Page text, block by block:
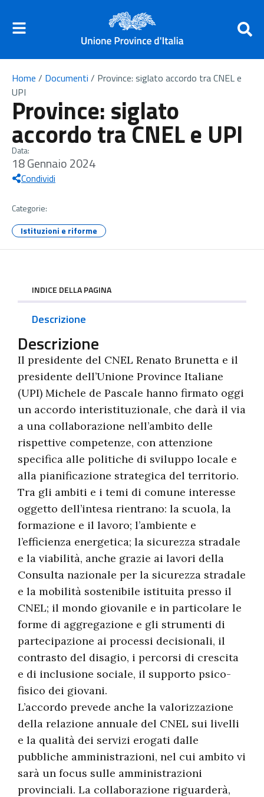
Home / Documenti / Province: siglato accordo tra CNEL e
UPI
Province: siglato
accordo tra CNEL e UPI
Data:
18 Gennaio 2024
Condividi
Categorie:
Istituzioni e riforme
INDICE DELLA PAGINA
Descrizione
Descrizione
Il presidente del CNEL Renato Brunetta e il
presidente dell’Unione Province Italiane
(UPI) Michele de Pascale hanno firmato oggi
un accordo interistituzionale, che darà il via
a una collaborazione nell’ambito delle
rispettive competenze, con attenzione
specifica alle politiche di sviluppo locale e
alla pianificazione strategica del territorio.
Tra gli ambiti e i temi di comune interesse
oggetto dell’intesa rientrano: la scuola, la
formazione e il lavoro; l’ambiente e
l’efficienza energetica; la sicurezza stradale
e la viabilità, anche grazie ai lavori della
Consulta nazionale per la sicurezza stradale
e la mobilità sostenibile istituita presso il
CNEL; il mondo giovanile e in particolare le
forme di aggregazione e gli strumenti di
partecipazione ai processi decisionali, il
contrasto del disagio, i percorsi di crescita
e di inclusione sociale, il supporto psico-
fisico dei giovani.
L’accordo prevede anche la valorizzazione
della relazione annuale del CNEL sui livelli
e la qualità dei servizi erogati dalle
pubbliche amministrazioni, nel cui ambito vi
sarà un focus sulle amministrazioni
provinciali. La collaborazione riguarderà,